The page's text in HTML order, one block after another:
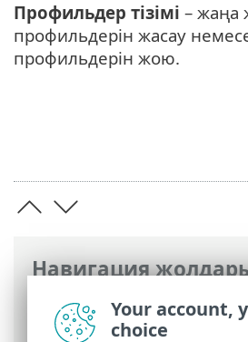
Навигация
ESET онлайн анықтамасы
Server> Жұмысты бастау
Профильдер тізімі – жаңа
профильдерін жасау
профильдерін жою.
Your account,
choice